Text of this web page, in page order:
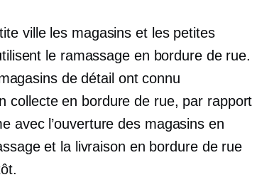
villeles magasins et les petites
le ramassage en bordure de rue.
de détail ont connu
collecte en bordure de rue, par rapport
avec l’ouverture des magasins en
et la livraison en bordure de rue